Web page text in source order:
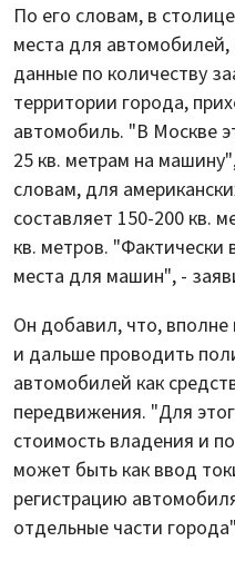
По его словам, в
места для
данные по количеству
территории города,
автомобиль. "В Москве
25 кв. метрам на
словам, для
составляет 150-200 кв.
кв. метров. "Фактически
места для машин", -
Он добавил, что,
и дальше проводить
автомобилей как
передвижения. "Для
стоимость владения и
может быть как ввод
регистрацию
отдельные части